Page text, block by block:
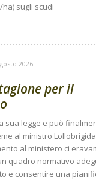
sugli scudi
2026
per il
sua legge e può
al ministro
al ministero ci
quadro normativo
e consentire una